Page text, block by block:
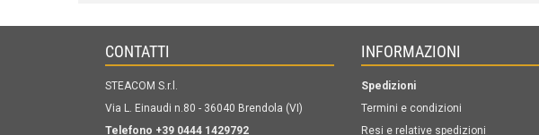
CONTATTI
STEACOM S.r.l.
Via L. Einaudi n.80 - 36040 Brendola (VI)
Telefono +39 0444 1429792
INFORMAZIONI
Spedizioni
Termini e condizioni
Resi e relative spedizioni